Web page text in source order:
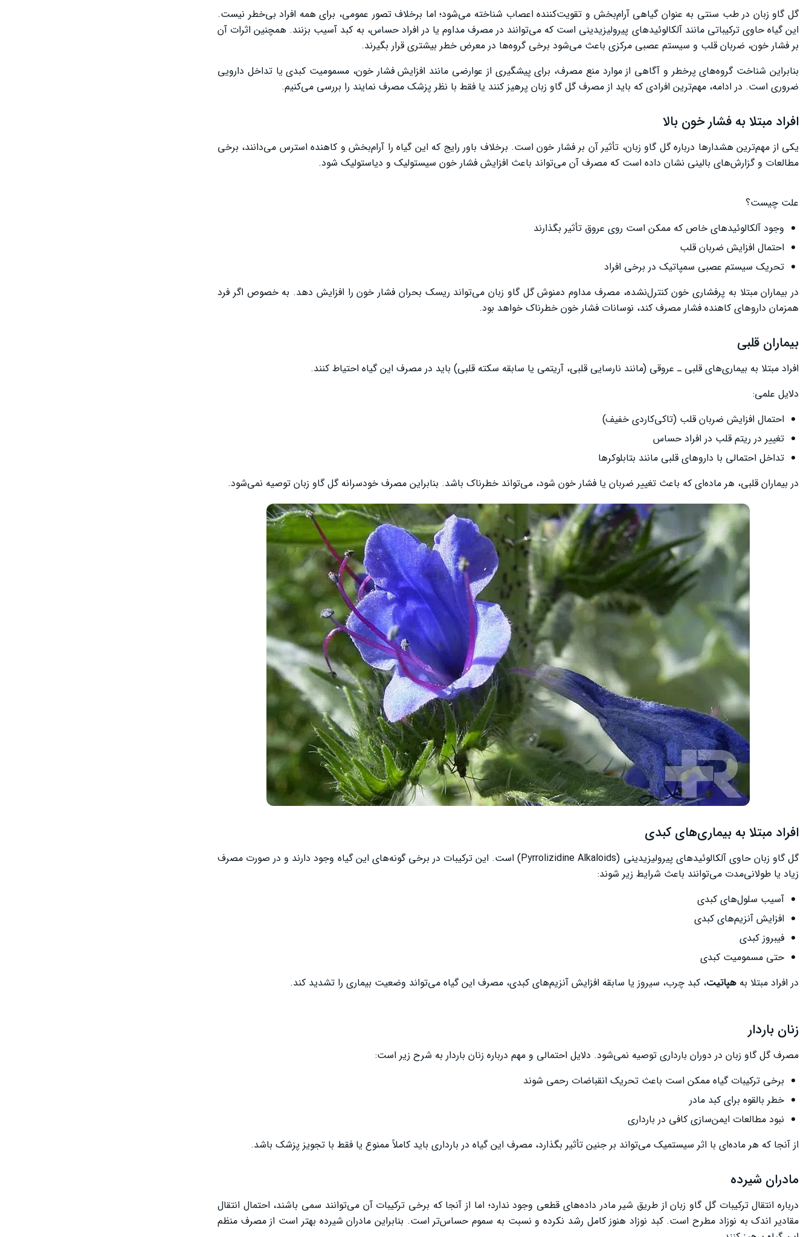
گل گاو زبان در طب سنتی به عنوان گیاهی آرام‌بخش و تقویت‌کننده اعصاب شناخته می‌شود؛ اما برخلاف تصور عمومی، برای همه افراد بی‌خطر نیست.
این گیاه حاوی ترکیباتی مانند آلکالوئیدهای پیرولیزیدینی است که می‌توانند در مصرف مداوم یا در افراد حساس، به کبد آسیب بزنند. همچنین اثرات آن
بر فشار خون، ضربان قلب و سیستم عصبی مرکزی باعث می‌شود برخی گروه‌ها در معرض خطر بیشتری قرار بگیرند.
بنابراین شناخت گروه‌های پرخطر و آگاهی از موارد منع مصرف، برای پیشگیری از عوارضی مانند افزایش فشار خون، مسمومیت کبدی یا تداخل دارویی
ضروری است. در ادامه، مهم‌ترین افرادی که باید از مصرف گل گاو زبان پرهیز کنند یا فقط با نظر پزشک مصرف نمایند را بررسی می‌کنیم.
افراد مبتلا به فشار خون بالا
یکی از مهم‌ترین هشدارها درباره گل گاو زبان، تأثیر آن بر فشار خون است. برخلاف باور رایج که این گیاه را آرام‌بخش و کاهنده استرس می‌دانند، برخی
مطالعات و گزارش‌های بالینی نشان داده است که مصرف آن می‌تواند باعث افزایش فشار خون سیستولیک و دیاستولیک شود.
علت چیست؟
وجود آلکالوئیدهای خاص که ممکن است روی عروق تأثیر بگذارند
احتمال افزایش ضربان قلب
تحریک سیستم عصبی سمپاتیک در برخی افراد
در بیماران مبتلا به پرفشاری خون کنترل‌نشده، مصرف مداوم دمنوش گل گاو زبان می‌تواند ریسک بحران فشار خون را افزایش دهد. به خصوص اگر فرد
همزمان داروهای کاهنده فشار مصرف کند، نوسانات فشار خون خطرناک خواهد بود.
بیماران قلبی
افراد مبتلا به بیماری‌های قلبی ـ عروقی (مانند نارسایی قلبی، آریتمی یا سابقه سکته قلبی) باید در مصرف این گیاه احتیاط کنند.
دلایل علمی:
احتمال افزایش ضربان قلب (تاکی‌کاردی خفیف)
تغییر در ریتم قلب در افراد حساس
تداخل احتمالی با داروهای قلبی مانند بتابلوکرها
در بیماران قلبی، هر ماده‌ای که باعث تغییر ضربان یا فشار خون شود، می‌تواند خطرناک باشد. بنابراین مصرف خودسرانه گل گاو زبان توصیه نمی‌شود.
افراد مبتلا به بیماری‌های کبدی
گل گاو زبان حاوی آلکالوئیدهای پیرولیزیدینی (Pyrrolizidine Alkaloids) است. این ترکیبات در برخی گونه‌های این گیاه وجود دارند و در صورت مصرف
زیاد یا طولانی‌مدت می‌توانند باعث شرایط زیر شوند:
آسیب سلول‌های کبدی
افزایش آنزیم‌های کبدی
فیبروز کبدی
حتی مسمومیت کبدی
در افراد مبتلا به هپاتیت، کبد چرب، سیروز یا سابقه افزایش آنزیم‌های کبدی، مصرف این گیاه می‌تواند وضعیت بیماری را تشدید کند.
زنان باردار
مصرف گل گاو زبان در دوران بارداری توصیه نمی‌شود. دلایل احتمالی و مهم درباره زنان باردار به شرح زیر است:
برخی ترکیبات گیاه ممکن است باعث تحریک انقباضات رحمی شوند
خطر بالقوه برای کبد مادر
نبود مطالعات ایمن‌سازی کافی در بارداری
از آنجا که هر ماده‌ای با اثر سیستمیک می‌تواند بر جنین تأثیر بگذارد، مصرف این گیاه در بارداری باید کاملاً ممنوع یا فقط با تجویز پزشک باشد.
مادران شیرده
درباره انتقال ترکیبات گل گاو زبان از طریق شیر مادر داده‌های قطعی وجود ندارد؛ اما از آنجا که برخی ترکیبات آن می‌توانند سمی باشند، احتمال انتقال
مقادیر اندک به نوزاد مطرح است. کبد نوزاد هنوز کامل رشد نکرده و نسبت به سموم حساس‌تر است. بنابراین مادران شیرده بهتر است از مصرف منظم